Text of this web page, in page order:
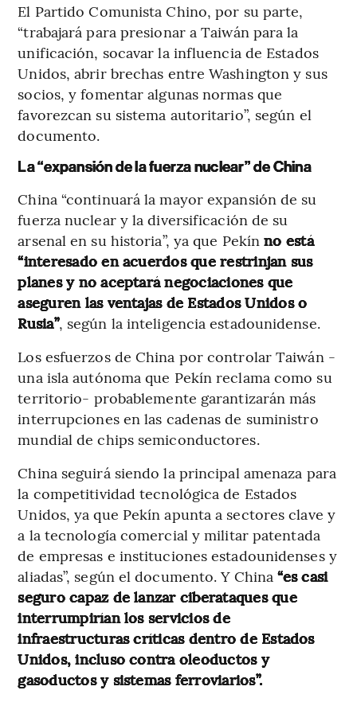
El Partido Comunista Chino, por su parte,
“trabajará para presionar a Taiwán para la
unificación, socavar la influencia de Estados
Unidos, abrir brechas entre Washington y sus
socios, y fomentar algunas normas que
favorezcan su sistema autoritario”, según el
documento.
La “expansión de la fuerza nuclear” de China
China “continuará la mayor expansión de su
fuerza nuclear y la diversificación de su
arsenal en su historia”, ya que Pekínno está
“interesado en acuerdos que restrinjan sus
planes y no aceptará negociaciones que
aseguren las ventajas de Estados Unidos o
Rusia”, según la inteligencia estadounidense.
Los esfuerzos de China por controlar Taiwán -
una isla autónoma que Pekín reclama como su
territorio- probablemente garantizarán más
interrupciones en las cadenas de suministro
mundial de chips semiconductores.
China seguirá siendo la principal amenaza para
la competitividad tecnológica de Estados
Unidos, ya que Pekín apunta a sectores clave y
a la tecnología comercial y militar patentada
de empresas e instituciones estadounidenses y
aliadas”, según el documento. Y China “es casi
seguro capaz de lanzar ciberataques que
interrumpirían los servicios de
infraestructuras críticas dentro de Estados
Unidos, incluso contra oleoductos y
gasoductos y sistemas ferroviarios”.